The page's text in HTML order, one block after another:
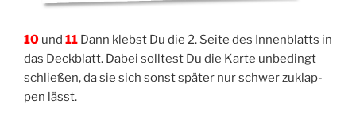
10 und 11 Dann klebst Du die 2. Sei­te des Innen­blatts in
das Deck­blatt. Dabei soll­test Du die Kar­te unbe­dingt
schlie­ßen, da sie sich sonst spä­ter nur schwer zuklap­
pen lässt.